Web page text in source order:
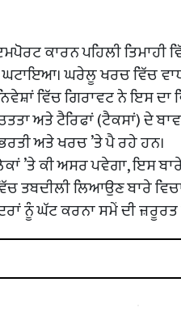
ਕਾਰਨ ਪਹਿਲੀ
ਘਰੇਲੂ ਖਰਚ ਵਿੱਚ
ਵਿੱਚ ਗਿਰਾਵਟ ਨੇ ਇਸ ਦਾ
ਅਤੇ ਟੈਰਿਫਾਂ (ਟੈਕਸਾਂ) ਦੇ
ਅਤੇ ਖਰਚ ’ਤੇ ਪੈ ਰਹੇ ਹਨ।
’ਤੇ ਕੀ ਅਸਰ ਪਵੇਗਾ, ਇਸ
ਤਬਦੀਲੀ ਲਿਆਉਣ ਬਾਰੇ
ਨੂੰ ਘੱਟ ਕਰਨਾ ਸਮੇਂ ਦੀ ਜ਼ਰੂਰਤ